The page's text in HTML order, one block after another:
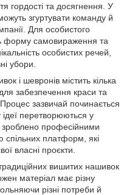
гордості та досягнення. У
згуртувати команду й
Для особистого
форму самовираження та
особистих речей,
убори.
і шевронів містить кілька
забезпечення краси та
зазвичай починається
перетворюються у
зроблено професійними
платформ, які
власні проєкти.
вишитих нашивок
матеріал має різну
різні потреби й